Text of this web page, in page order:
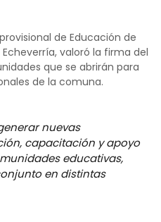
de Educación de
valoró la firma del
que se abrirán para
de la comuna.
nuevas
capacitación y apoyo
educativas,
en distintas